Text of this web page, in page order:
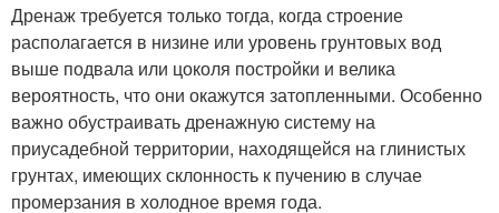
Дренаж требуется только тогда, когда строение
располагается в низине или уровень грунтовых вод
выше подвала или цоколя постройки и велика
вероятность, что они окажутся затопленными. Особенно
важно обустраивать дренажную систему на
приусадебной территории, находящейся на глинистых
грунтах, имеющих склонность к пучению в случае
промерзания в холодное время года.